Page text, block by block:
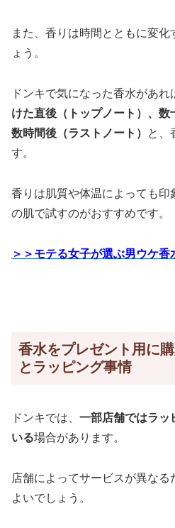
また、香りは時間とともに変
ょう。
ドンキで気になった香水があれ
けた直後（トップノート）、数
数時間後（ラストノート）
と、
す。
香りは肌質や体温によっても印
の肌で試すのがおすすめです。
＞＞モテる女子が選ぶ男ウケ香
香水をプレゼント用に
とラッピング事情
ドンキでは、 一部店舗ではラッ
いる場合があります。
店舗によってサービスが異な
よいでしょう。